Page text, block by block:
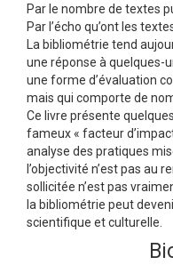
Par le nombre de textes
Par l’écho qu’ont les
La bibliométrie tend
une réponse à quelques-
une forme d’évaluation
mais qui comporte de
Ce livre présente
fameux « facteur
analyse des pratiques
l’objectivité n’est pas au
sollicitée n’est pas
la bibliométrie peut
scientifique et culturelle.